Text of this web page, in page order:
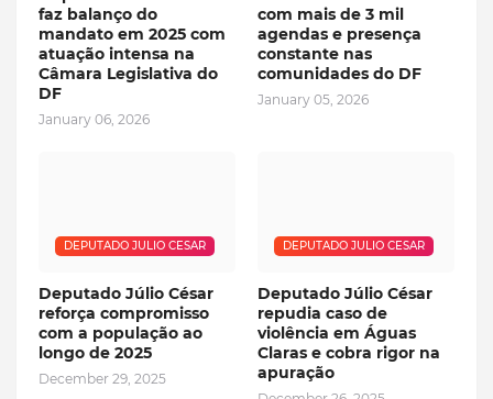
faz balanço do
mandato em 2025 com
atuação intensa na
Câmara Legislativa do
DF
January 06, 2026
com mais de 3 mil
agendas e presença
constante nas
comunidades do DF
January 05, 2026
DEPUTADO JULIO CESAR
Deputado Júlio César
reforça compromisso
com a população ao
longo de 2025
December 29, 2025
DEPUTADO JULIO CESAR
Deputado Júlio César
repudia caso de
violência em Águas
Claras e cobra rigor na
apuração